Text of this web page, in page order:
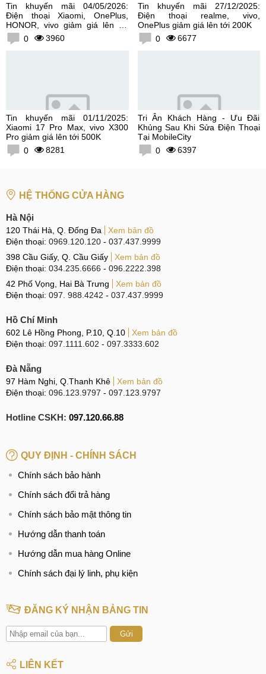
Tin khuyến mãi 04/05/2026:
Điện thoại Xiaomi, OnePlus,
HONOR, vivo giảm giá lên tới
300K0 3960
Tin khuyến mãi 27/12/2025:
Điện thoại realme, vivo,
OnePlus giảm giá lên tới 200K
0
6677
Tin khuyến mãi 01/11/2025:
Xiaomi 17 Pro Max, vivo X300
Pro giảm giá lên tới 500K
0
8281
Tri Ân Khách Hàng - Ưu Đãi
Khủng Sau Khi Sửa Điện Thoại
Tại MobileCity
0
6397
HỆ THỐNG CỬA HÀNG
Hà Nội
120 Thái Hà, Q. Đống Đa
Xem bản đồ
Điện thoại: 0969.120.120 - 037.437.9999
398 Cầu Giấy, Q. Cầu Giấy
Xem bản đồ
Điện thoại: 034.235.6666 - 096.2222.398
42 Phố Vọng, Hai Bà Trưng
Xem bản đồ
Điện thoại: 097. 988.4242 - 037.437.9999
Hồ Chí Minh
602 Lê Hồng Phong, P.10, Q.10
Xem bản đồ
Điện thoại: 097.1111.602 - 097.3333.602
Đà Nẵng
97 Hàm Nghi, Q.Thanh Khê
Xem bản đồ
Điện thoại: 096.123.9797 - 097.123.9797
Hotline CSKH: 097.120.66.88
QUY ĐỊNH - CHÍNH SÁCH
Chính sách bảo hành
Chính sách đổi trả hàng
Chính sách bảo mật thông tin
Hướng dẫn thanh toán
Hướng dẫn mua hàng Online
Chính sách đại lý linh, phụ kiện
ĐĂNG KÝ NHẬN BẢNG TIN
Gửi
LIÊN KẾT